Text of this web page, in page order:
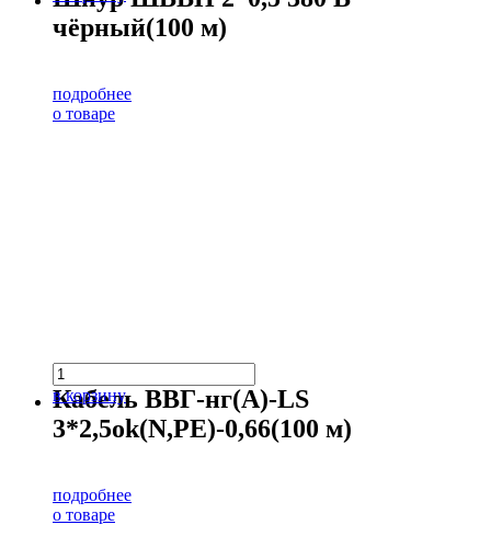
чёрный(100 м)
подробнее
о товаре
в корзину
Кабель ВВГ-нг(А)-LS
3*2,5ok(N,PE)-0,66(100 м)
подробнее
о товаре